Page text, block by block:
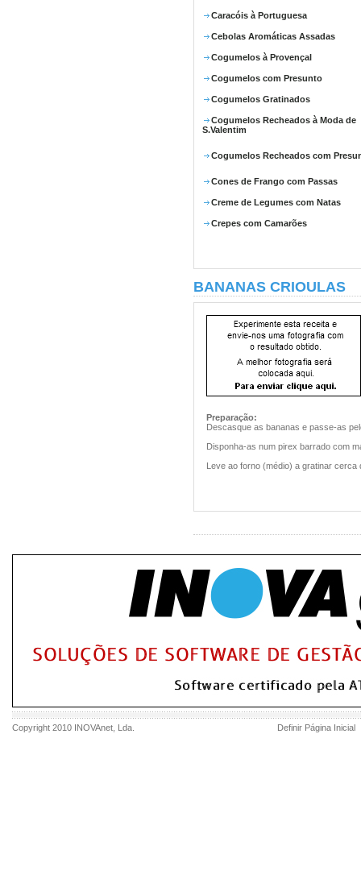
Caracóis à Portuguesa
Cebolas Aromáticas Assadas
Cogumelos à Provençal
Cogumelos com Presunto
Cogumelos Gratinados
Cogumelos Recheados à Moda de
S.Valentim
Cogumelos Recheados com
Cones de Frango com Passas
Creme de Legumes com Natas
Crepes com Camarões
BANANAS CRIOULAS
Preparação:
Descasque as bananas e passe-as
Disponha-as num pirex barrado com
Leve ao forno (médio) a gratinar cerca
Copyright 2010 INOVAnet , Lda. Definir Página Inicial